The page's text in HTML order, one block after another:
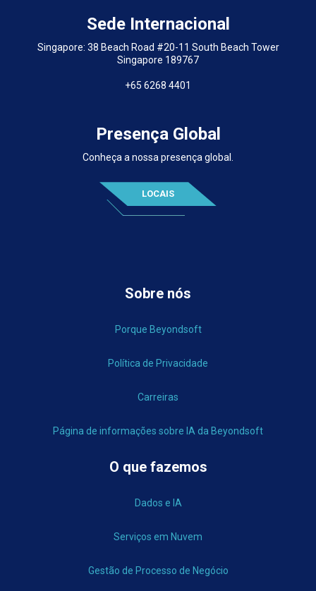
Sede Internacional
Singapore: 38 Beach Road #20-11 South Beach Tower
Singapore 189767
+65 6268 4401
Presença Global
Conheça a nossa presença global.
LOCAIS
Sobre nós
Porque Beyondsoft
Política de Privacidade
Carreiras
Página de informações sobre IA da Beyondsoft
O que fazemos
Dados e IA
Serviços em Nuvem
Gestão de Processo de Negócio